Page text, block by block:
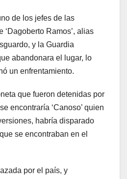
de los jefes de las
‘Dagoberto Ramos’, alias
y la Guardia
abandonara el lugar, lo
un enfrentamiento.
que fueron detenidas por
encontraría ‘Canoso’ quien
habría disparado
se encontraban en el
por el país, y